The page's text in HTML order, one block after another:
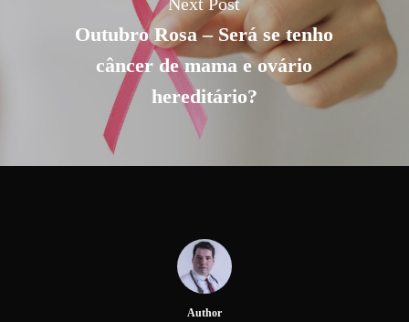
Outubro Rosa – Será se tenho
câncer de mama e ovário
hereditário?
Author